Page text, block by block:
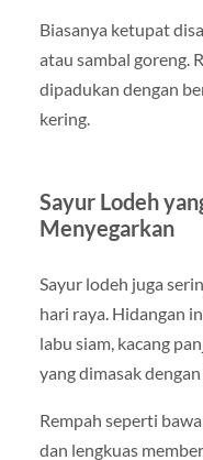
Biasanya ketupat
atau sambal goreng.
dipadukan dengan
kering.
Sayur Lodeh
Menyegarkan
Sayur lodeh juga
hari raya. Hidangan
labu siam, kacang
yang dimasak
Rempah seperti
dan lengkuas